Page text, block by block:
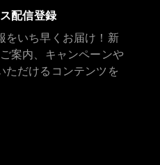
配信登録
をいち早くお届け！新
案内、キャンペーンや
ただけるコンテンツを